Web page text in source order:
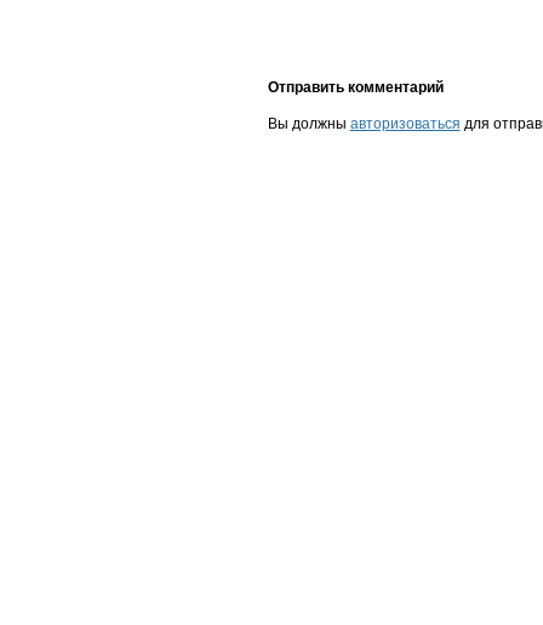
Отправить комментарий
Вы должны авторизоваться для